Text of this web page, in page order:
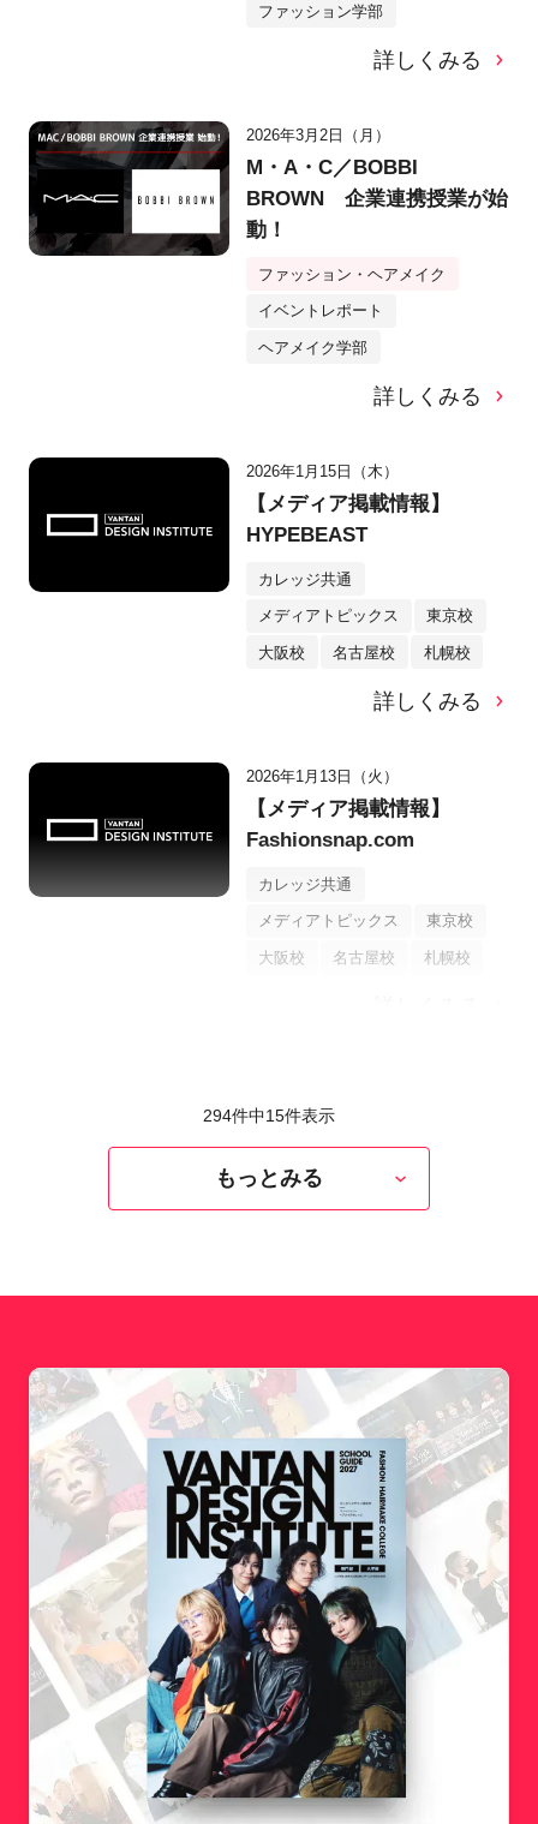
ファッション学部
詳しくみる
2026年3月2日（月）
M・A・C／BOBBI
BROWN 企業連携授業が始
動！
ファッション・ヘアメイク
イベントレポート
ヘアメイク学部
詳しくみる
2026年1月15日（木）
【メディア掲載情報】
HYPEBEAST
カレッジ共通
メディアトピックス 東京校
大阪校 名古屋校 札幌校
詳しくみる
2026年1月13日（火）
【メディア掲載情報】
Fashionsnap.com
カレッジ共通
メディアトピックス 東京校
大阪校 名古屋校 札幌校
294件中15件表示
もっとみる